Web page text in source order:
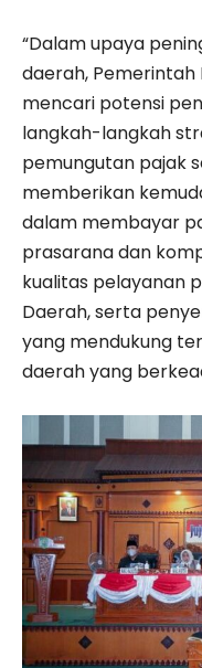
“Dalam upaya
daerah, Pemerintah
mencari potensi
langkah-langkah
pemungutan pajak
memberikan
dalam membayar
prasarana dan
kualitas pelayanan
Daerah, serta
yang mendukung
daerah yang